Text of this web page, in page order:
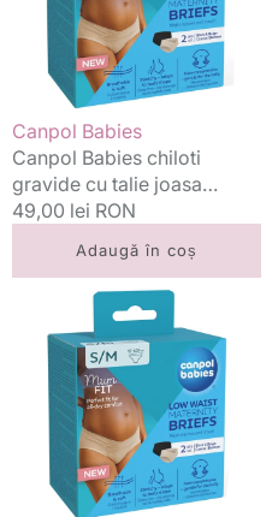
talie
joasa
MumFIT
buc
XL
Vânzător:
Canpol Babies
Canpol Babies chiloti
gravide cu talie joasa
MumFIT 2 buc XL
Preț
49,00 lei RON
Adaugă în coș
chiloti
gravide
MumFIT